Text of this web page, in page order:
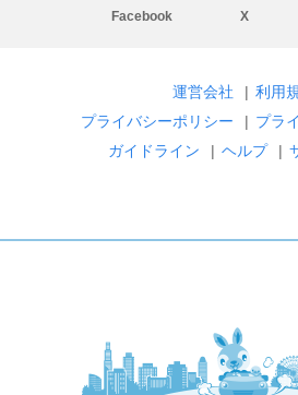
Facebook X
運営会社 | 利用
プライバシーポリシー
| プラ
ガイドライン
| ヘルプ |